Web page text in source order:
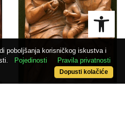
poboljšanja korisničkog iskustva i
Pojedinosti Pravila privatnosti
Dopusti kolačiće